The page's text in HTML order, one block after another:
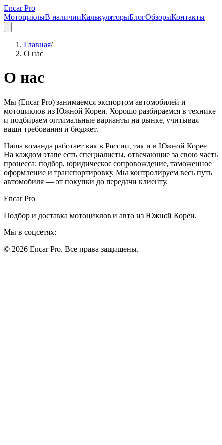
Encar Pro
МотоциклыВ наличииКалькуляторыБлогОбзорыКонтакты
Главная/
О нас
О нас
Мы (Encar Pro) занимаемся экспортом автомобилей и
мотоциклов из Южной Кореи. Хорошо разбираемся в технике
и подбираем оптимальные варианты на рынке, учитывая
ваши требования и бюджет.
Наша команда работает как в России, так и в Южной Корее.
На каждом этапе есть специалисты, отвечающие за свою часть
процесса: подбор, юридическое сопровождение, таможенное
оформление и транспортировку. Мы контролируем весь путь
автомобиля — от покупки до передачи клиенту.
Encar Pro
Подбор и доставка мотоциклов и авто из Южной Кореи.
Мы в соцсетях:
© 2026 Encar Pro. Все права защищены.